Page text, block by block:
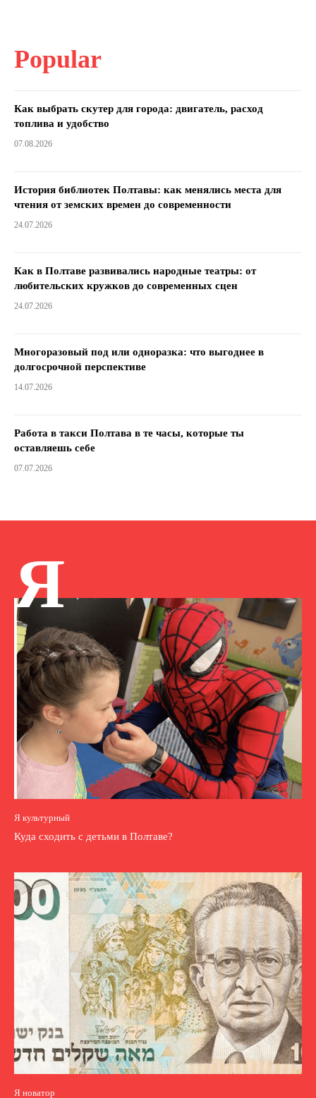
Popular
Как выбрать скутер для города: двигатель, расход
топлива и удобство
07.08.2026
История библиотек Полтавы: как менялись места для
чтения от земских времен до современности
24.07.2026
Как в Полтаве развивались народные театры: от
любительских кружков до современных сцен
24.07.2026
Многоразовый под или одноразка: что выгоднее в
долгосрочной перспективе
14.07.2026
Работа в такси Полтава в те часы, которые ты
оставляешь себе
07.07.2026
Я
Я культурный
Куда сходить с детьми в Полтаве?
Я новатор